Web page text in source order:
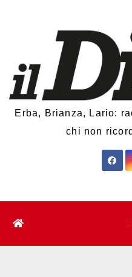
Erba, Brianza, Lario:
chi non